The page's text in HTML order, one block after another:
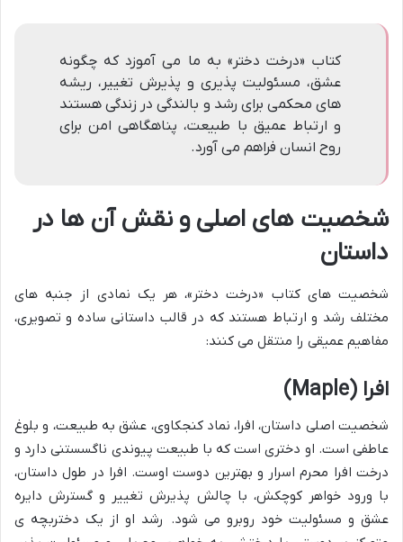
کتاب «درخت دختر» به ما می آموزد که چگونه
عشق، مسئولیت پذیری و پذیرش تغییر، ریشه
های محکمی برای رشد و بالندگی در زندگی هستند
و ارتباط عمیق با طبیعت، پناهگاهی امن برای
روح انسان فراهم می آورد.
شخصیت های اصلی و نقش آن ها در
داستان
شخصیت های کتاب «درخت دختر»، هر یک نمادی از جنبه های
مختلف رشد و ارتباط هستند که در قالب داستانی ساده و تصویری،
مفاهیم عمیقی را منتقل می کنند:
افرا (Maple)
شخصیت اصلی داستان، افرا، نماد کنجکاوی، عشق به طبیعت، و بلوغ
عاطفی است. او دختری است که با طبیعت پیوندی ناگسستنی دارد و
درخت افرا محرم اسرار و بهترین دوست اوست. افرا در طول داستان،
با ورود خواهر کوچکش، با چالش پذیرش تغییر و گسترش دایره
عشق و مسئولیت خود روبرو می شود. رشد او از یک دختربچه ی